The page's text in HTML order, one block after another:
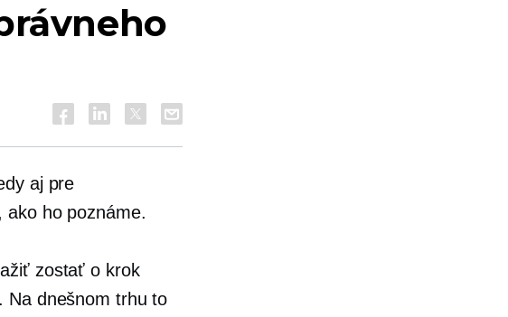
aj pre
ho poznáme.
zostať o krok
Na dnešnom trhu to